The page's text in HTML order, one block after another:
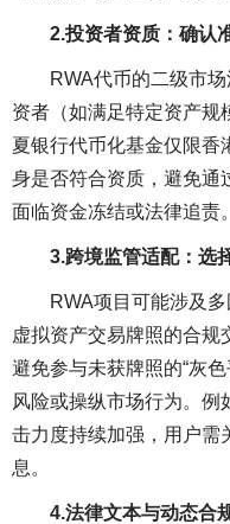
2.投资者资质：确认
RWA代币的二级市
资者（如满足特定资产规
夏银行代币化基金仅限香
身是否符合资质，避免通
面临资金冻结或法律追责。
3.跨境监管适配：选
RWA项目可能涉及
虚拟资产交易牌照的合规
避免参与未获牌照的“灰
风险或操纵市场行为。
击力度持续加强，用户需
息。
4.法律文本与动态合